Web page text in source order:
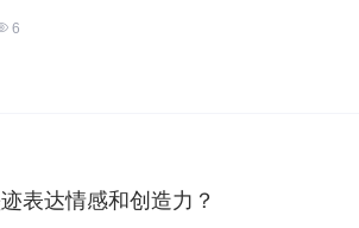
6
表达情感和创造力？